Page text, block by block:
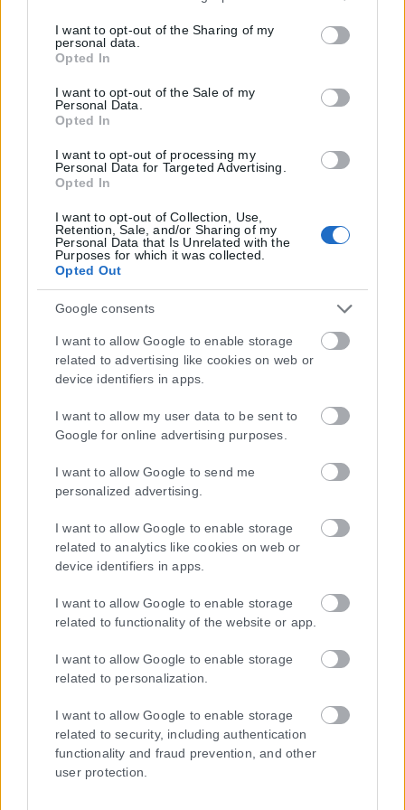
but not limited to your visit or usage behaviour. You may
click to grant or deny consent to Google and its third-party
tags to use your data for below specified purposes in below
Google consent section.
I want to opt-out of the Sharing of my
personal data.
Opted In
I want to opt-out of the Sale of my
Personal Data.
Opted In
I want to opt-out of processing my
Personal Data for Targeted Advertising.
Opted In
I want to opt-out of Collection, Use,
Retention, Sale, and/or Sharing of my
Personal Data that Is Unrelated with the
Purposes for which it was collected.
Opted Out
Google consents
I want to allow Google to enable storage
related to advertising like cookies on web or
device identifiers in apps.
I want to allow my user data to be sent to
Google for online advertising purposes.
I want to allow Google to send me
personalized advertising.
I want to allow Google to enable storage
related to analytics like cookies on web or
device identifiers in apps.
I want to allow Google to enable storage
related to functionality of the website or app.
I want to allow Google to enable storage
related to personalization.
I want to allow Google to enable storage
related to security, including authentication
functionality and fraud prevention, and other
user protection.
Η εταιρεία με την επωνυμία “POLITICAL MEDIA GROUP A.E.” και κατ’
επέκταση η ιστοσελίδα που κατέχει αυτή “www.karfitsa.gr”
συμμορφώνονται με τη Σύσταση (ΕΕ) 2018/334 της Επιτροπής της
1ης Μαρτίου 2018 σχετικά με τα μέτρα για την αποτελεσματική
αντιμετώπιση του παράνομου περιεχομένου στο διαδίκτυο (L 63).
ΤΑ ΠΡΩΤΟΣΕΛΙΔΑ ΣΗΜΕΡΑ